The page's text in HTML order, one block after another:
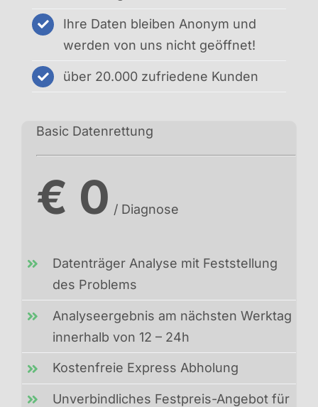
Ihre Daten bleiben Anonym und
werden von uns nicht geöffnet!
über 20.000 zufriedene Kunden
Basic Datenrettung
€ 0 / Diagnose
Datenträger Analyse mit Feststellung
des Problems
Analyseergebnis am nächsten Werktag
innerhalb von 12 – 24h
Kostenfreie Express Abholung
Unverbindliches Festpreis-Angebot für